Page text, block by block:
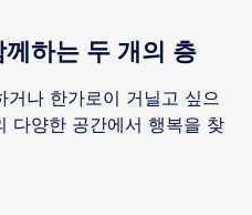
하는 두 개의 층
거나 한가로이 거닐고 싶으
다양한 공간에서 행복을 찾